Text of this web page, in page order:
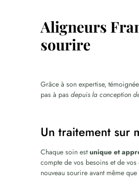
Aligneurs
sourire
Grâce à son expertise,
pas à pasdepuis la conception
Un traitement sur
Chaque soin estunique et
compte de vos besoins et de
nouveau sourire avant même